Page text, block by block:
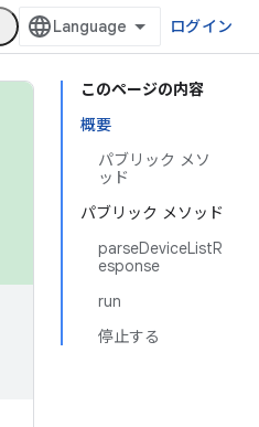
ログイン
このページの内容
概要
パブリック メソ
ッド
パブリック メソッド
parseDeviceListR
esponse
run
停止する